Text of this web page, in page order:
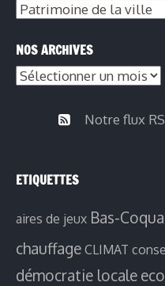
Nos
par
thèmes
NOS ARCHIVES
Nos
Notre flux
ETIQUETTES
aires de jeux Bas-
chauffage CLIMAT
démocratie locale